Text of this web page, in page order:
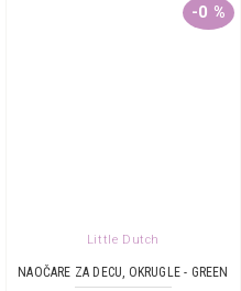
-0 %
Little Dutch
NAOČARE ZA DECU, OKRUGLE - GREEN